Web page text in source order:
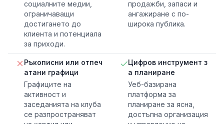
социалните медии,
ограничаващи
достигането до
клиента и потенциала
за приходи.
продажби, запаси и
ангажиране с по-
широка публика.
Ръкописни или отпеч
атани графици
Графиците на
активност и
заседанията на клуба
се разпространяват
Цифров инструмент з
а планиране
Уеб-базирана
платформа за
планиране за ясна,
достъпна организация